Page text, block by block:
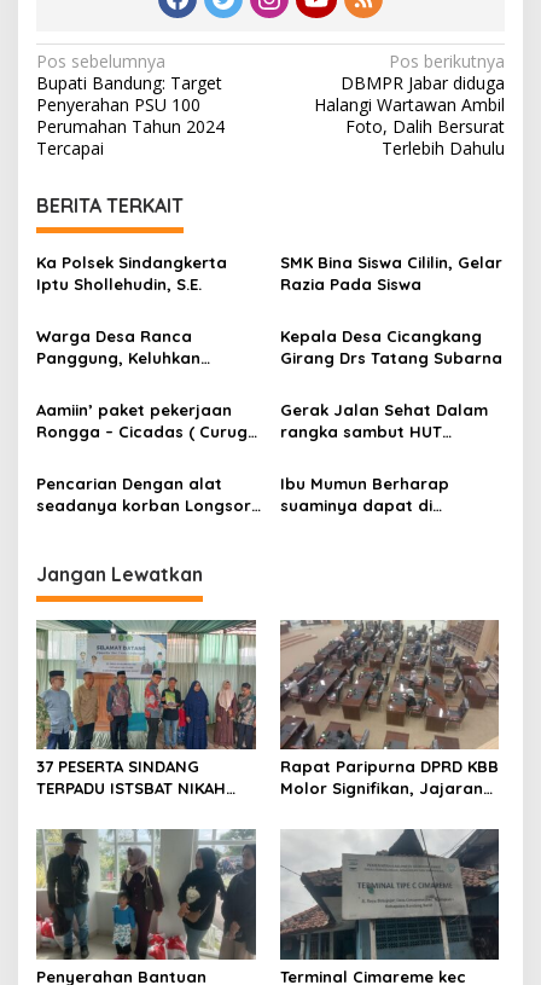
N
a
v
i
g
a
s
i
p
o
s
Pos sebelumnya
Bupati Bandung: Target
Penyerahan PSU 100
Perumahan Tahun 2024
Tercapai
Pos berikutnya
DBMPR Jabar diduga
Halangi Wartawan Ambil
Foto, Dalih Bersurat
Terlebih Dahulu
BERITA TERKAIT
Ka Polsek Sindangkerta
Iptu Shollehudin, S.E.
SMK Bina Siswa Cililin, Gelar
Razia Pada Siswa
Warga Desa Ranca
Panggung, Keluhkan
Kepala Desa Cicangkang
Girang Drs Tatang Subarna
Aamiin’ paket pekerjaan
Rongga – Cicadas ( Curug
Terlaksana, Nuhun pa
Bupati KBB
Gerak Jalan Sehat Dalam
rangka sambut HUT
Cilangari
Pencarian Dengan alat
seadanya korban Longsor
Hasil
Ibu Mumun Berharap
suaminya dapat di
Jangan Lewatkan
37 PESERTA SINDANG
TERPADU ISTSBAT NIKAH
DILAKSANAKAN GOR DESA
KARANG ANYAR -BERJALAN
LANCAR
Rapat Paripurna DPRD KBB
Molor Signifikan, Jajaran
Jam
Penyerahan Bantuan
Terminal Cimareme kec